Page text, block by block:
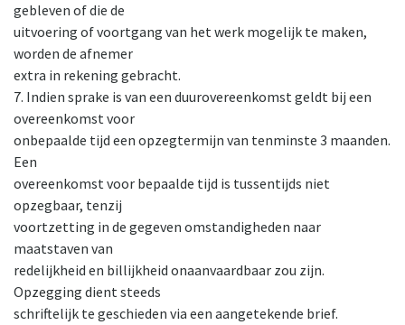
gebleven of die de
uitvoering of voortgang van het werk mogelijk te maken,
worden de afnemer
extra in rekening gebracht.
7. Indien sprake is van een duurovereenkomst geldt bij een
overeenkomst voor
onbepaalde tijd een opzegtermijn van tenminste 3 maanden.
Een
overeenkomst voor bepaalde tijd is tussentijds niet
opzegbaar, tenzij
voortzetting in de gegeven omstandigheden naar
maatstaven van
redelijkheid en billijkheid onaanvaardbaar zou zijn.
Opzegging dient steeds
schriftelijk te geschieden via een aangetekende brief.